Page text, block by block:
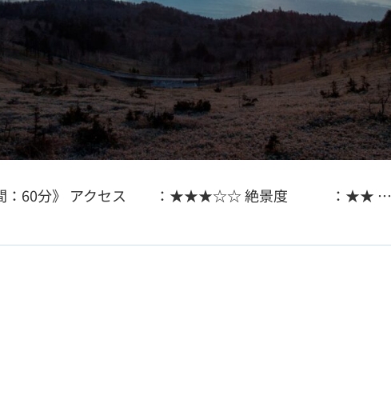
時間：60分》 アクセス ：★★★☆☆ 絶景度 ：★★ …